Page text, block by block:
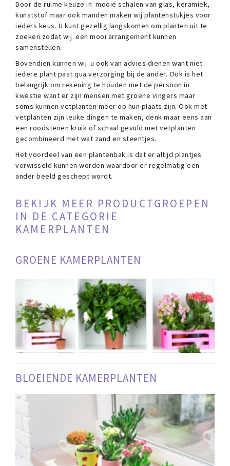
Door de ruime keuze in mooie schalen van glas, keramiek,
kunststof maar ook manden maken wij plantenstukjes voor
ieders keus. U kunt gezellig langskomen om planten uit te
zoeken zodat wij een mooi arrangement kunnen
samenstellen.
Bovendien kunnen wij u ook van advies dienen want niet
iedere plant past qua verzorging bij de ander. Ook is het
belangrijk om rekening te houden met de persoon in
kwestie want er zijn mensen met groene vingers maar
soms kunnen vetplanten meer op hun plaats zijn. Ook met
vetplanten zijn leuke dingen te maken, denk maar eens aan
een roodstenen kruik of schaal gevuld met vetplanten
gecombineerd met wat zand en steentjes.
Het voordeel van een plantenbak is dat er altijd plantjes
verwisseld kunnen worden waardoor er regelmatig een
ander beeld geschept wordt.
BEKIJK MEER PRODUCTGROEPEN
IN DE CATEGORIE
KAMERPLANTEN
GROENE KAMERPLANTEN
BLOEIENDE KAMERPLANTEN